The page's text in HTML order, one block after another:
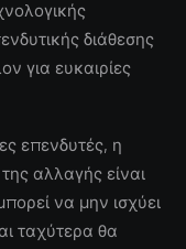
διάθεσης
για ευκαιρίες
επενδυτές, η
αλλαγής είναι
να μην ισχύει
ταχύτερα θα